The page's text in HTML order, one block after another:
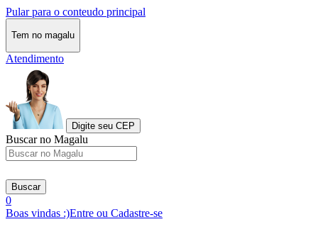
Pular para o conteudo principal
Tem no magalu
Atendimento
Digite seu CEP
Buscar no Magalu
Buscar
0
Boas vindas :)Entre ou Cadastre-se